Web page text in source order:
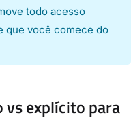
todo acesso
que você comece do
vs explícito para